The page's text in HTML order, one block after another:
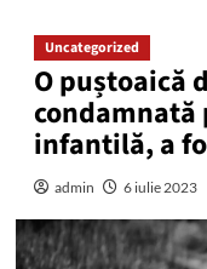
Uncategorized
O puștoaică
infantilă, a
admin 6 iulie 2023